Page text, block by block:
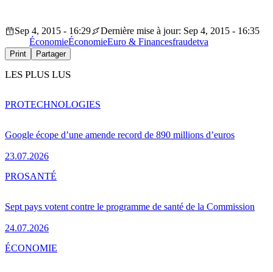
Sep 4, 2015 - 16:29
Dernière mise à jour: Sep 4, 2015 - 16:35
ÉconomieÉconomieEuro & Financesfraudetva
Print Partager
LES PLUS LUS
Google écope d’une amende record de 890 millions d’euros
23.07.2026
PROTECHNOLOGIES
Sept pays votent contre le programme de santé de la Commission
24.07.2026
PROSANTÉ
ÉCONOMIE